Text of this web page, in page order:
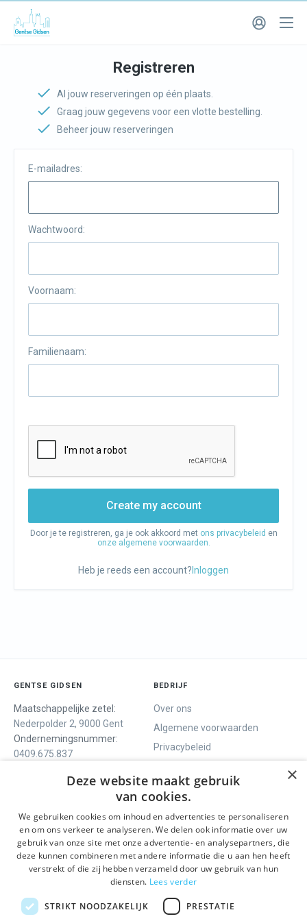
Registreren
Al jouw reserveringen op één plaats.
Graag jouw gegevens voor een vlotte bestelling.
Beheer jouw reserveringen
E-mailadres:
Wachtwoord:
Voornaam:
Familienaam:
Create my account
Door je te registreren, ga je ook akkoord met ons privacybeleid en
onze algemene voorwaarden.
Heb je reeds een account? Inloggen
GENTSE GIDSEN
Maatschappelijke zetel:
Nederpolder 2, 9000 Gent
Ondernemingsnummer:
0409.675.837
BEDRIJF
Over ons
Algemene voorwaarden
Privacybeleid
ONS AANBOD
Rondleidingen
Dagprogramma
Activiteiten
SOCIALS
Facebook
Instagram
LinkedIn
×
Deze website maakt gebruik
van cookies.
We gebruiken cookies om inhoud en advertenties te personaliseren
en om ons verkeer te analyseren. We delen ook informatie over uw
gebruik van onze site met onze advertentie- en analysepartners, die
deze kunnen combineren met andere informatie die u aan hen heeft
verstrekt of die zij hebben verzameld door uw gebruik van hun
diensten. Lees verder
STRIKT NOODZAKELIJK PRESTATIE